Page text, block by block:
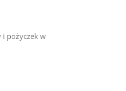
pożyczek w